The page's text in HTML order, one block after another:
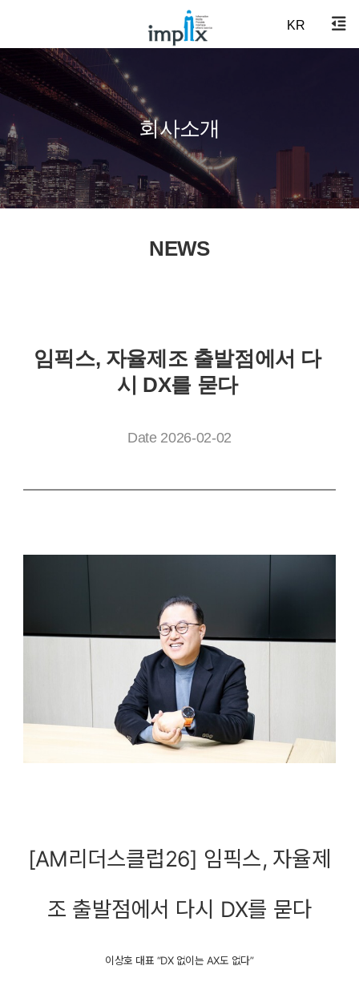
KR
회사소개
NEWS
임픽스, 자율제조 출발점에서 다
시 DX를 묻다
Date 2026-02-02
[AM리더스클럽26] 임픽스, 자율제
조 출발점에서 다시 DX를 묻다
이상호 대표 “DX 없이는 AX도 없다”